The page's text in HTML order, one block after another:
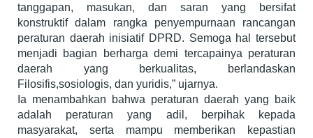
tanggapan, masukan, dan saran yang bersifat
konstruktif dalam rangka penyempurnaan rancangan
peraturan daerah inisiatif DPRD. Semoga hal tersebut
menjadi bagian berharga demi tercapainya peraturan
daerah yang berkualitas, berlandaskan
Filosifis,sosiologis, dan yuridis,” ujarnya.
Ia menambahkan bahwa peraturan daerah yang baik
adalah peraturan yang adil, berpihak kepada
masyarakat, serta mampu memberikan kepastian